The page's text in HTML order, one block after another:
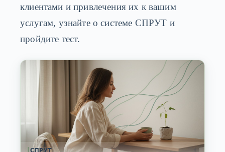
клиентами и привлечения их к вашим
услугам, узнайте о системе СПРУТ и
пройдите тест.